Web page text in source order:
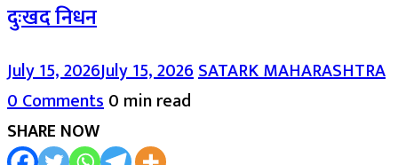
दुःखद निधन
July 15, 2026July 15, 2026SATARK MAHARASHTRA
0 Comments0 min read
SHARE NOW